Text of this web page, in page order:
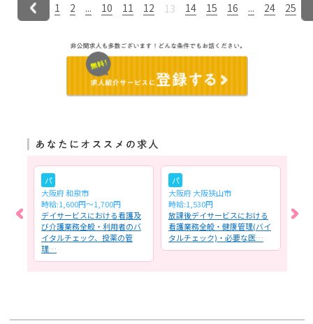
1 2 ... 10 11 12 13 14 15 16 ... 24 25
パ
大阪府 和泉市
時給:1,600円〜1,700円
デイサービスにおける看護及
び介護業務全般・利用者のバ
イタルチェック、投薬の管
理…
パ
大阪府 大阪狭山市
時給:1,530円
放課後デイサービスにおける
看護業務全般・健康管理(バイ
タルチェック)・必要な医…
企業